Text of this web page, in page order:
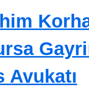
Avukatı